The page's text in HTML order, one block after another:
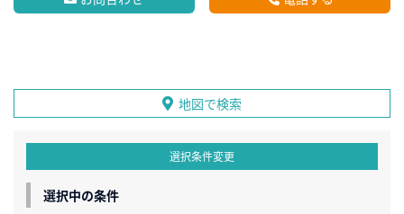
地図で検索
選択条件変更
選択中の条件